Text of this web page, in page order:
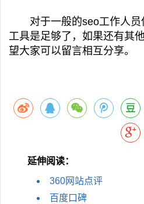
对于一般的seo工作人员
工具是足够了，如果还有其
望大家可以留言相互分享。
延伸阅读：
360网站点评
百度口碑